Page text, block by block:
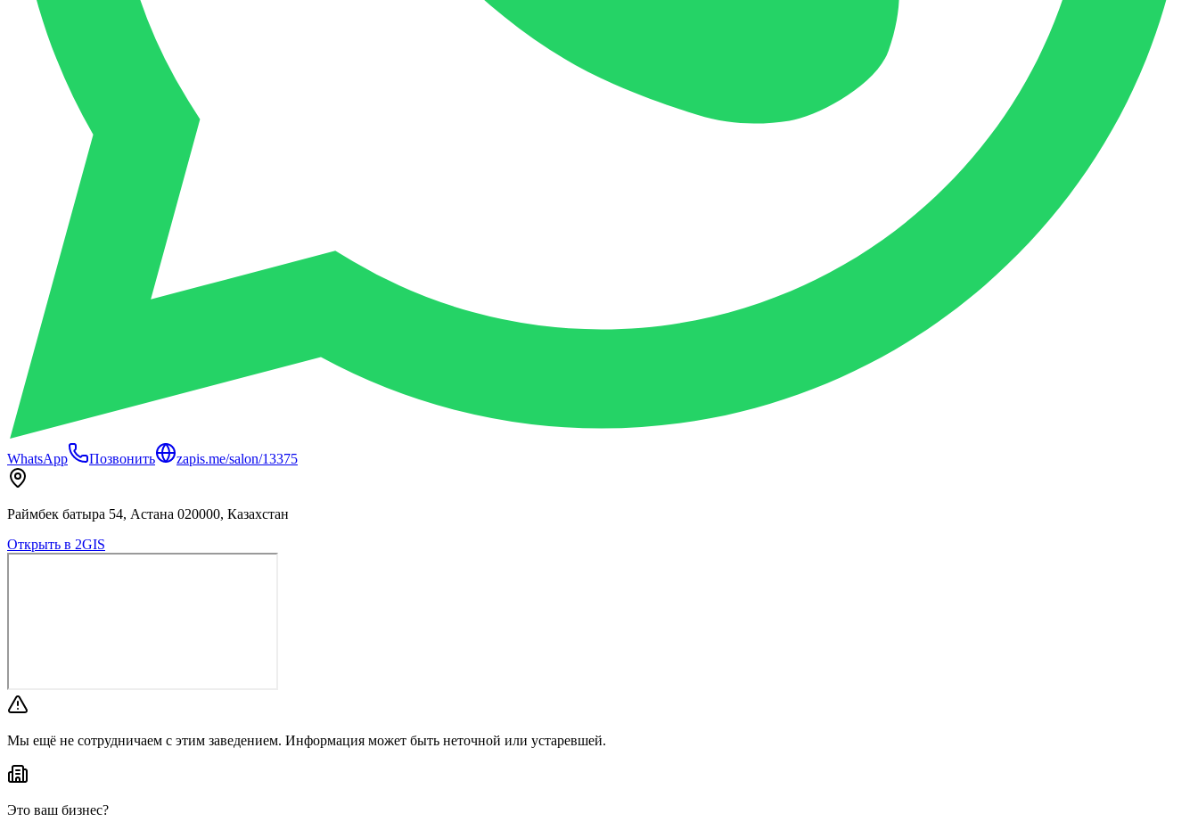
WhatsApp Позвонить zapis.me/salon/13375
Раймбек батыра 54, Астана 020000, Казахстан
Открыть в 2GIS
Мы ещё не сотрудничаем с этим заведением. Информация может быть неточной или устаревшей.
Это ваш бизнес?